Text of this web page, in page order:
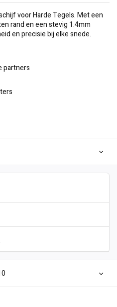
voor Harde Tegels. Met een
rand en een stevig 1.4mm
en precisie bij elke snede.
partners